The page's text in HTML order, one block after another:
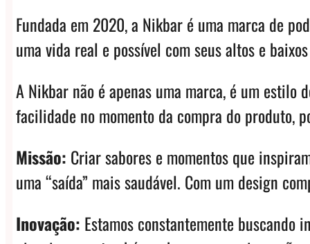
Fundada em 2020, a Nikbar é uma marca de
uma vida real e possível com seus altos e
A Nikbar não é apenas uma marca, é um
facilidade no momento da compra do produto,
Missão: Criar sabores e momentos que
uma “saída” mais saudável. Com um design
Inovação: Estamos constantemente buscando